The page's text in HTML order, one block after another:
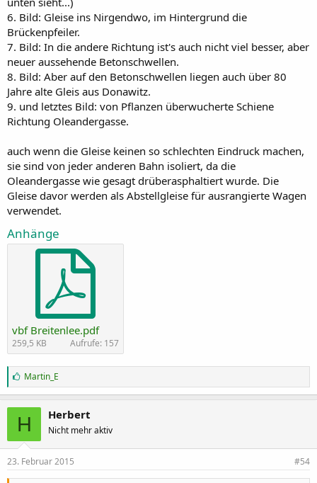
6. Bild: Gleise ins Nirgendwo, im Hintergrund die
Brückenpfeiler.
7. Bild: In die andere Richtung ist's auch nicht viel besser, aber
neuer aussehende Betonschwellen.
8. Bild: Aber auf den Betonschwellen liegen auch über 80
Jahre alte Gleis aus Donawitz.
9. und letztes Bild: von Pflanzen überwucherte Schiene
Richtung Oleandergasse.
auch wenn die Gleise keinen so schlechten Eindruck machen,
sie sind von jeder anderen Bahn isoliert, da die
Oleandergasse wie gesagt drüberasphaltiert wurde. Die
Gleise davor werden als Abstellgleise für ausrangierte Wagen
verwendet.
Anhänge
vbf Breitenlee.pdf
259,5 KB Aufrufe: 157
G
e
f
ä
l
t
i
r
Martin_E
H Herbert
Nicht mehr aktiv
23. Februar 2015 #54